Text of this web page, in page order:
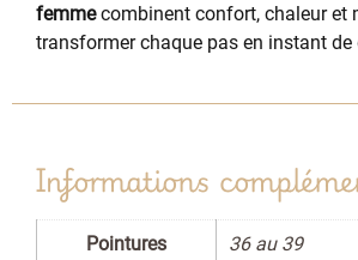
femmecombinent confort, chaleur et
transformer chaque pas en instant de
Informations
Pointures 36 au 39